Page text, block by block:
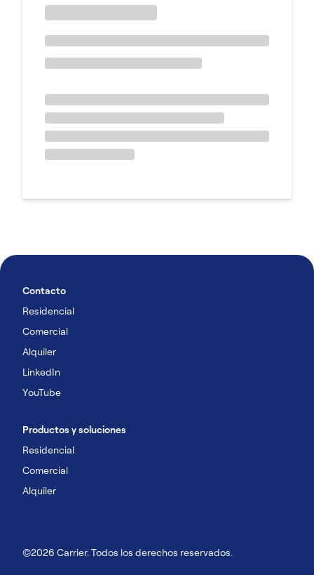
Contacto
Residencial
Comercial
Alquiler
LinkedIn
YouTube
Productos y soluciones
Residencial
Comercial
Alquiler
©2026 Carrier. Todos los derechos reservados.